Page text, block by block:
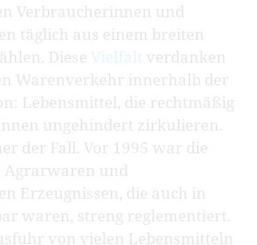
Verbraucherinnen und
täglich aus einem breiten
Diese Vielfalt verdanken
Warenverkehr innerhalb der
Lebensmittel, die rechtmäßig
ungehindert zirkulieren.
der Fall. Vor 1995 war die
und
Erzeugnissen, die auch in
waren, streng reglementiert.
von vielen Lebensmitteln